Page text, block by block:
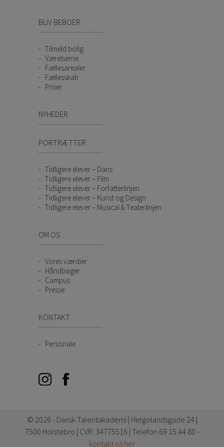
BLIV BEBOER
Tilmeld bolig
Værelserne
Fællesarealer
Fællesskab
Priser
NYHEDER
PORTRÆTTER
Tidligere elever – Dans
Tidligere elever – Film
Tidligere elever – Forfatterlinjen
Tidligere elever – Kunst og Design
Tidligere elever – Musical & Teaterlinjen
OM OS
Vores værdier
Håndbøger
Campus
Presse
KONTAKT
Personale
© 2026 - Dansk Talentakademi | Helgolandsgade 24 |
7500 Holstebro | CVR: 34775516 | Telefon 69 15 44 80 -
kontakt os her